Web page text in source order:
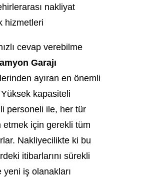
nakliyat
hizmetleri
cevap verebilme
Garajı
ayıran en önemli
kapasiteli
personeli ile, her tür
için gerekli tüm
Nakliyecilikte ki bu
itibarlarını sürekli
yeni iş olanakları